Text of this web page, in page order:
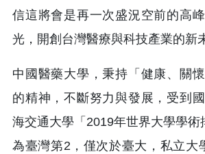
信這將會是再一次盛況空前的高
光，開創台灣醫療與科技產業的新
中國醫藥大學，秉持「健康、關懷
的精神，不斷努力與發展，受到
海交通大學「2019年世界大學學術
為臺灣第2，僅次於臺大，私立大